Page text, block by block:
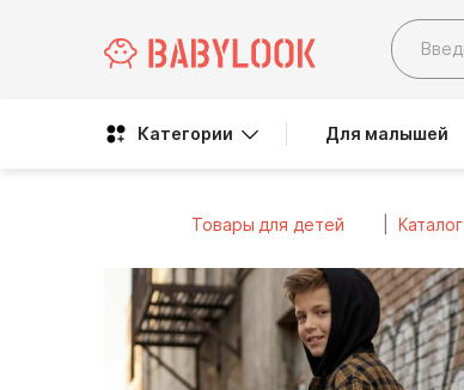
Категории Для малышей
Товары для детей Каталог